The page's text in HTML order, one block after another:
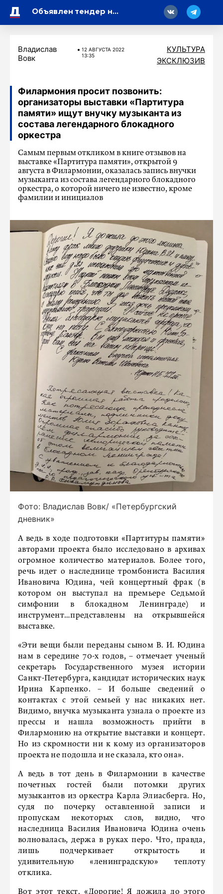
Объявлен тендер на уборку Мариинского театра за 110 млн рублей
Владислав
Вовк
12 АВГУСТА 2022
13:35
КУЛЬТУРА
ЭКСКЛЮЗИВ
Филармония просит позвонить:
организаторы выставки «Партитура
памяти» ищут внучку музыканта из
состава легендарного блокадного
оркестра
Самым первым откликом в книге отзывов на
выставке «Партитура памяти», открытой 9
августа в Филармонии, оказалась запись внучки
музыканта из состава легендарного блокадного
оркестра, о которой ничего не известно, кроме
фамилии и инициалов
Фото: Владислав Вовк/ «Петербургский
дневник»
А ведь в ходе подготовки «Партитуры памяти»
авторами проекта было исследовано в архивах
огромное количество материалов. Более того,
речь идет о наследнице тромбониста Василия
Ивановича Юдина, чей концертный фрак (в
котором он выступал на премьере Седьмой
симфонии в блокадном Ленинграде) и
инструмент…представлены на открывшейся
выставке.
«Эти вещи были переданы сыном В. И. Юдина
нам в середине 70-х годов, – отмечает ученый
секретарь Государственного музея истории
Санкт-Петербурга, кандидат исторических наук
Ирина Карпенко. – И больше сведений о
контактах с этой семьей у нас никаких нет.
Видимо, внучка музыканта узнала о проекте из
прессы и нашла возможность прийти в
Филармонию на открытие выставки и концерт.
Но из скромности ни к кому из организаторов
проекта не подошла и не сказала, кто она».
А ведь в тот день в Филармонии в качестве
почетных гостей были потомки других
музыкантов из оркестра Карла Элиасберга. Но,
судя по почерку оставленной записи и
пропускам некоторых слов, видно, что
наследница Василия Ивановича Юдина очень
волновалась, держа в руках перо. Что, правда,
лишь подчеркивает открытость и
удивительную «ленинградскую» теплоту
отклика.
Вот этот текст. «Дорогие! Я дожила до этого